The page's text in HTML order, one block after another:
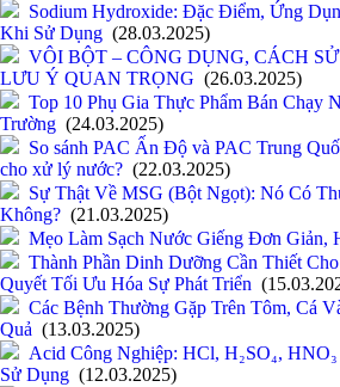
Sodium Hydroxide: Đặc Điểm, Ứng
Khi Sử Dụng (28.03.2025)
VÔI BỘT – CÔNG DỤNG, CÁCH
LƯU Ý QUAN TRỌNG (26.03.2025)
Top 10 Phụ Gia Thực Phẩm Bán Chạy
Trường (24.03.2025)
So sánh PAC Ấn Độ và PAC Trung
cho xử lý nước? (22.03.2025)
Sự Thật Về MSG (Bột Ngọt): Nó Có
Không? (21.03.2025)
Mẹo Làm Sạch Nước Giếng Đơn Giản,
Thành Phần Dinh Dưỡng Cần Thiết
Quyết Tối Ưu Hóa Sự Phát Triển
Các Bệnh Thường Gặp Trên Tôm, Cá
Quả (13.03.2025)
Acid Công Nghiệp: HCl, H₂SO₄,
Sử Dụng (12.03.2025)